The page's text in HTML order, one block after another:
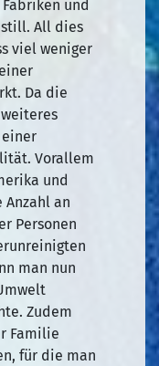
und
All dies
viel weniger
Da die
einer
Vorallem
und
Anzahl an
Personen
man nun
Zudem
Familie
für die man